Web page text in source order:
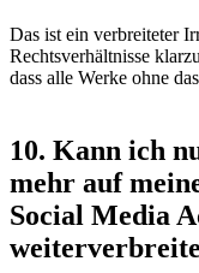
Das ist ein verbreiteter
Rechtsverhältnisse
dass alle Werke ohne
10. Kann ich
mehr auf
Social Media